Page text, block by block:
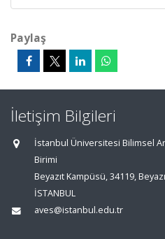
Paylaş
İletişim Bilgileri
İstanbul Üniversitesi Bilimsel
Birimi
Beyazıt Kampüsü, 34119,
İSTANBUL
aves@istanbul.edu.tr